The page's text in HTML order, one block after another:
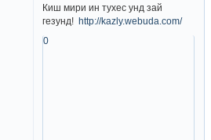
Киш мири ин тухес унд зай
гезунд!http://kazly.webuda.com/
0